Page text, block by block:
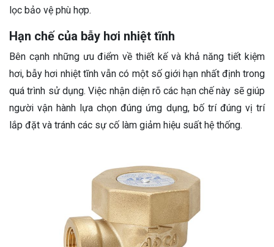
lọc bảo vệ phù hợp.
Hạn chế của bẫy hơi nhiệt tĩnh
Bên cạnh những ưu điểm về thiết kế và khả năng tiết kiệm
hơi, bẫy hơi nhiệt tĩnh vẫn có một số giới hạn nhất định trong
quá trình sử dụng. Việc nhận diện rõ các hạn chế này sẽ giúp
người vận hành lựa chọn đúng ứng dụng, bố trí đúng vị trí
lắp đặt và tránh các sự cố làm giảm hiệu suất hệ thống.